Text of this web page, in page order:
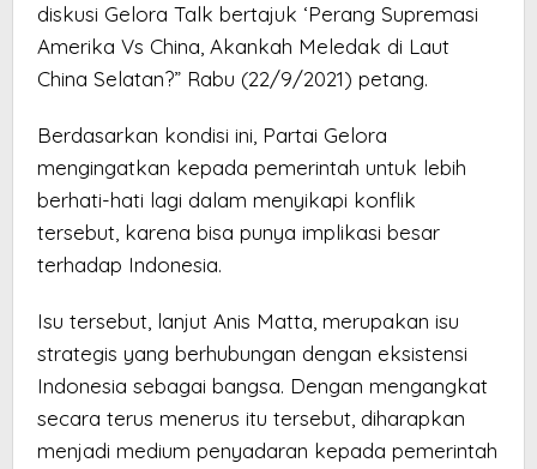
diskusi Gelora Talk bertajuk ‘Perang Supremasi
Amerika Vs China, Akankah Meledak di Laut
China Selatan?” Rabu (22/9/2021) petang.
Berdasarkan kondisi ini, Partai Gelora
mengingatkan kepada pemerintah untuk lebih
berhati-hati lagi dalam menyikapi konflik
tersebut, karena bisa punya implikasi besar
terhadap Indonesia.
Isu tersebut, lanjut Anis Matta, merupakan isu
strategis yang berhubungan dengan eksistensi
Indonesia sebagai bangsa. Dengan mengangkat
secara terus menerus itu tersebut, diharapkan
menjadi medium penyadaran kepada pemerintah